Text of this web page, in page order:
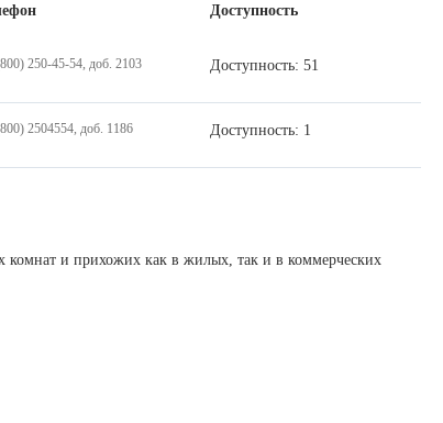
Доступность
250-45-54, доб. 2103 Доступность: 51
2504554, доб. 1186 Доступность: 1
комнат и прихожих как в жилых, так и в коммерческих